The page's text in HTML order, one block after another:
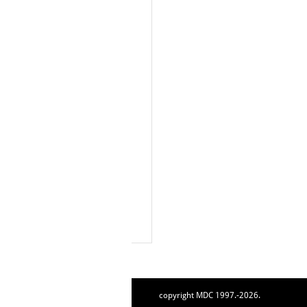
copyright MDC 1997.-2026.